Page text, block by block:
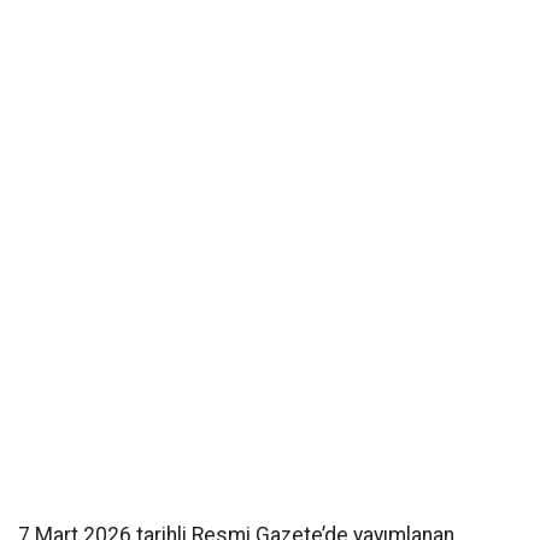
7 Mart 2026 tarihli Resmi Gazete’de yayımlanan